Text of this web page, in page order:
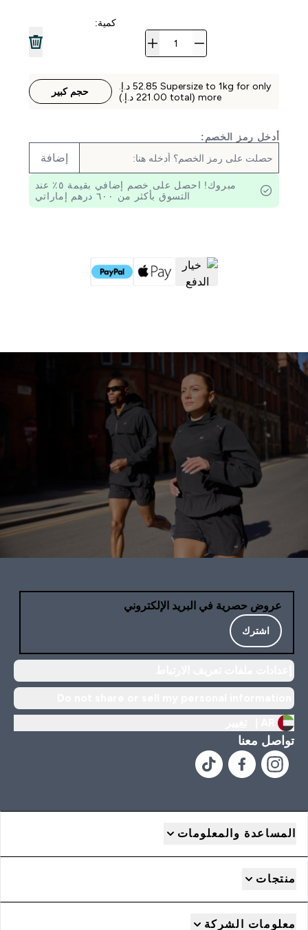
كمية:
more (total ‏221.00 د.إ.‏‎)
حجم كبير
أدخل رمز الخصم:
إضافة
مبروك! احصل على خصم إضافي بقيمة ٥٪ عند
التسوق بأكثر من ٦٠٠ درهم إماراتي
عروض حصرية في البريد الإلكتروني
اشترك
تواصل معنا
المساعدة والمعلومات
منتجات
معلومات الشركة